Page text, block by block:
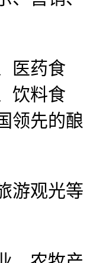
医药食
饮料食
领先的酿
游观光等